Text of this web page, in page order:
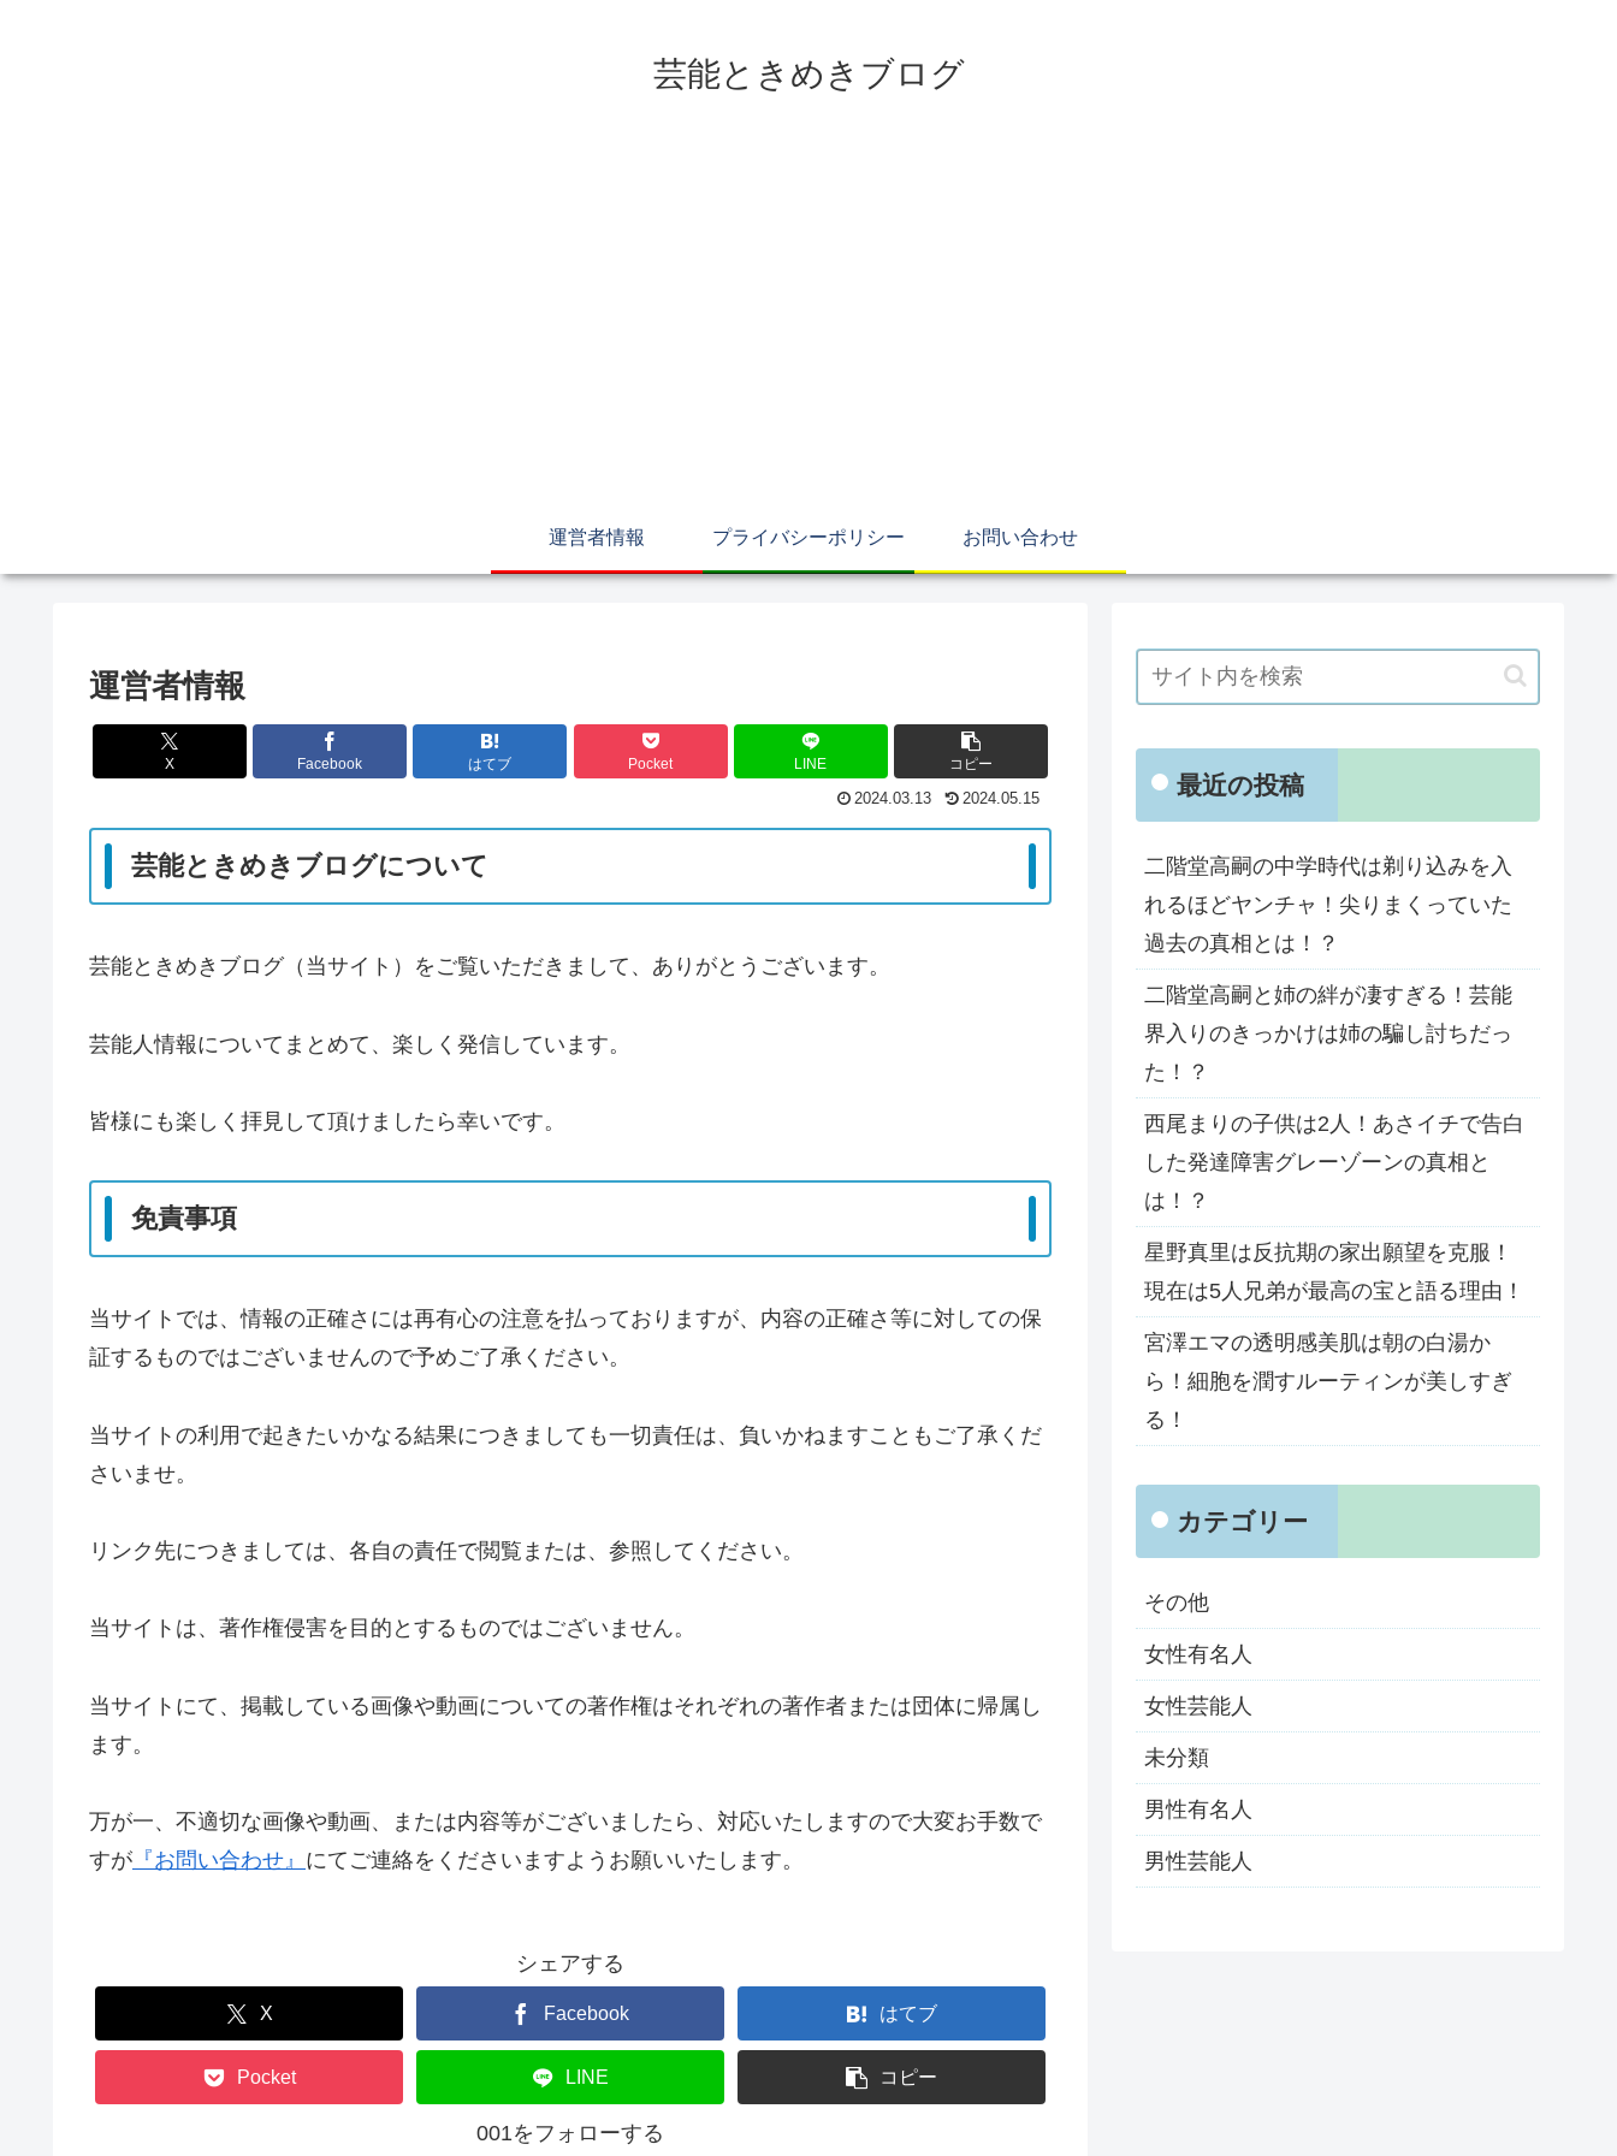
芸能ときめきブログ
運営者情報 プライバシーポリシー お問い合わせ
運営者情報
X Facebook はてブ Pocket LINE コピー
2024.03.13 2024.05.15
芸能ときめきブログについて
芸能ときめきブログ（当サイト）をご覧いただきまして、ありがとうございます。
芸能人情報についてまとめて、楽しく発信しています。
皆様にも楽しく拝見して頂けましたら幸いです。
免責事項
当サイトでは、情報の正確さには再有心の注意を払っておりますが、内容の正確さ等に対しての保
証するものではございませんので予めご了承ください。
当サイトの利用で起きたいかなる結果につきましても一切責任は、負いかねますこともご了承くだ
さいませ。
リンク先につきましては、各自の責任で閲覧または、参照してください。
当サイトは、著作権侵害を目的とするものではございません。
当サイトにて、掲載している画像や動画についての著作権はそれぞれの著作者または団体に帰属し
ます。
万が一、不適切な画像や動画、または内容等がございましたら、対応いたしますので大変お手数で
すが 『お問い合わせ』 にてご連絡をくださいますようお願いいたします。
シェアする
X Facebook はてブ
Pocket LINE コピー
001をフォローする
最近の投稿
二階堂高嗣の中学時代は剃り込みを入
れるほどヤンチャ！尖りまくっていた
過去の真相とは！？
二階堂高嗣と姉の絆が凄すぎる！芸能
界入りのきっかけは姉の騙し討ちだっ
た！？
西尾まりの子供は2人！あさイチで告白
した発達障害グレーゾーンの真相と
は！？
星野真里は反抗期の家出願望を克服！
現在は5人兄弟が最高の宝と語る理由！
宮澤エマの透明感美肌は朝の白湯か
ら！細胞を潤すルーティンが美しすぎ
る！
カテゴリー
その他
女性有名人
女性芸能人
未分類
男性有名人
男性芸能人